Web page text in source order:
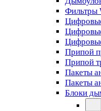
Фильтры
Припой
Припой
Пакеты
Пакеты
Блоки